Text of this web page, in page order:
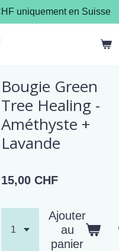
uniquement en Suisse
Bougie Green
Tree Healing -
Améthyste +
Lavande
15,00 CHF
Ajouter
au
panier